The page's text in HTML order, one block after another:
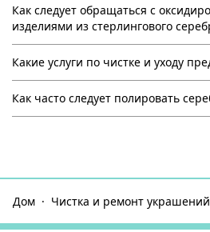
Как следует обращаться с
изделиями из стерлингового
Какие услуги по чистке и уходу
Как часто следует полировать
Дом Чистка и ремонт украшений